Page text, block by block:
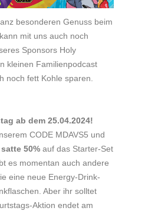
besonderen Genuss beim
mit uns auch noch
Sponsors Holy
kleinen Familienpodcast
noch fett Kohle sparen.
ab dem 25.04.2024!
CODE MDAVS5 und
satte 50% auf das Starter-Set
es momentan auch andere
eine neue Energy-Drink-
Aber ihr solltet
Aktion endet am